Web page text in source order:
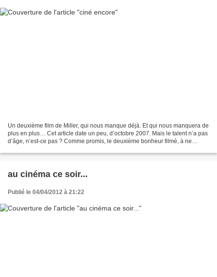
Un deuxième film de Miller, qui nous manque déjà. Et qui nous manquera de
plus en plus… Cet article date un peu, d’octobre 2007. Mais le talent n’a pas
d’âge, n’est-ce pas ? Comme promis, le deuxième bonheur filmé, à ne
au cinéma ce soir...
Publié le 04/04/2012 à 21:22